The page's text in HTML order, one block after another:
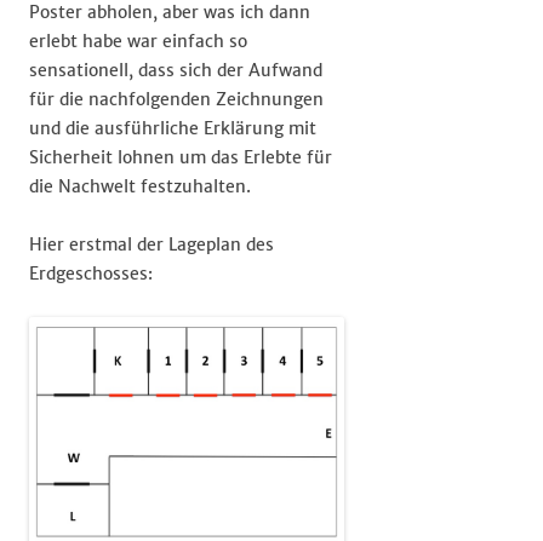
Poster abholen, aber was ich dann
erlebt habe war einfach so
sensationell, dass sich der Aufwand
für die nachfolgenden Zeichnungen
und die ausführliche Erklärung mit
Sicherheit lohnen um das Erlebte für
die Nachwelt festzuhalten.
Hier erstmal der Lageplan des
Erdgeschosses: